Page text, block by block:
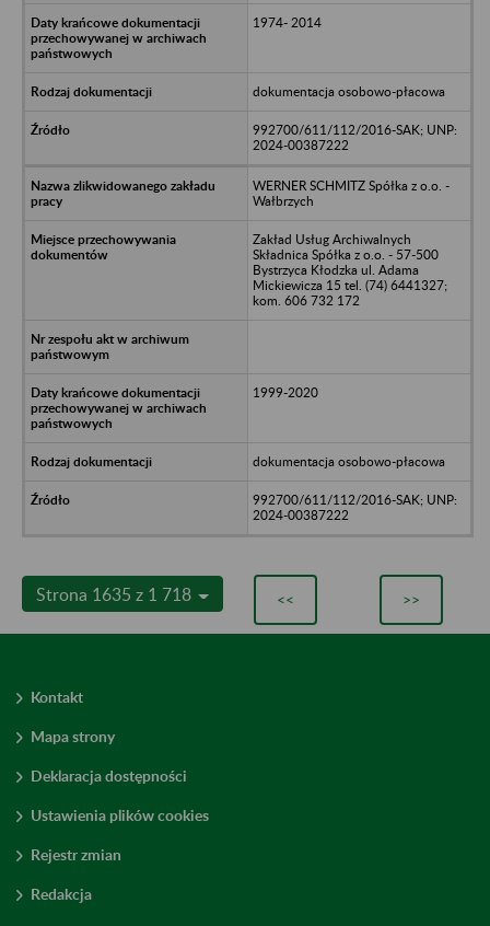
1974- 2014
dokumentacja osobowo-płacowa
992700/611/112/2016-SAK; UNP:
2024-00387222
WERNER SCHMITZ Spółka z o.o. -
Wałbrzych
Zakład Usług Archiwalnych
Składnica Spółka z o.o. - 57-500
Bystrzyca Kłodzka ul. Adama
Mickiewicza 15 tel. (74) 6441327;
kom. 606 732 172
1999-2020
dokumentacja osobowo-płacowa
992700/611/112/2016-SAK; UNP:
2024-00387222
Strona 1635 z 1 718 << >>
Kontakt
Mapa strony
Deklaracja dostępności
Ustawienia plików cookies
Rejestr zmian
Redakcja